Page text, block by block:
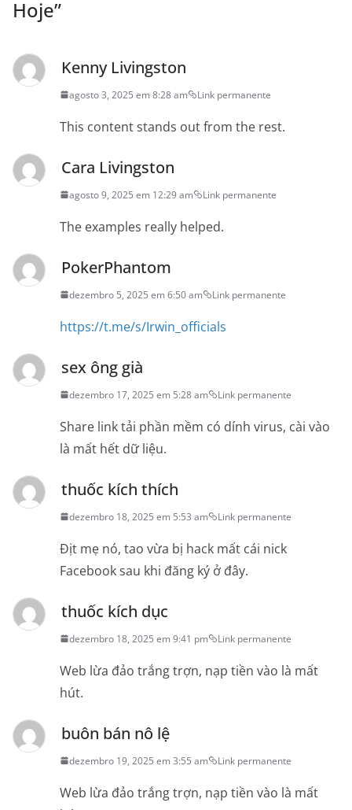
Hoje”
Kenny Livingston
agosto 3, 2025 em 8:28 am Link permanente
This content stands out from the rest.
Cara Livingston
agosto 9, 2025 em 12:29 am Link permanente
The examples really helped.
PokerPhantom
dezembro 5, 2025 em 6:50 am Link permanente
https://t.me/s/Irwin_officials
sex ông già
dezembro 17, 2025 em 5:28 am Link permanente
Share link tải phần mềm có dính virus, cài vào
là mất hết dữ liệu.
thuốc kích thích
dezembro 18, 2025 em 5:53 am Link permanente
Địt mẹ nó, tao vừa bị hack mất cái nick
Facebook sau khi đăng ký ở đây.
thuốc kích dục
dezembro 18, 2025 em 9:41 pm Link permanente
Web lừa đảo trắng trợn, nạp tiền vào là mất
hút.
buôn bán nô lệ
dezembro 19, 2025 em 3:55 am Link permanente
Web lừa đảo trắng trợn, nạp tiền vào là mất